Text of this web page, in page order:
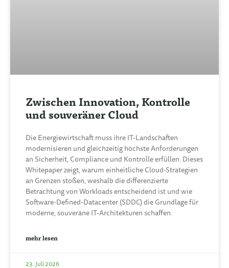
Zwischen Innovation, Kontrolle
und souveräner Cloud
Die Energiewirtschaft muss ihre IT-Landschaften
modernisieren und gleichzeitig höchste Anforderungen
an Sicherheit, Compliance und Kontrolle erfüllen. Dieses
Whitepaper zeigt, warum einheitliche Cloud-Strategien
an Grenzen stoßen, weshalb die differenzierte
Betrachtung von Workloads entscheidend ist und wie
Software-Defined-Datacenter (SDDC) die Grundlage für
moderne, souveräne IT-Architekturen schaffen.
mehr lesen
23. Juli 2026